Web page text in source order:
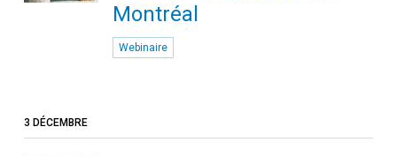
Montréal
Webinaire
3 DÉCEMBRE